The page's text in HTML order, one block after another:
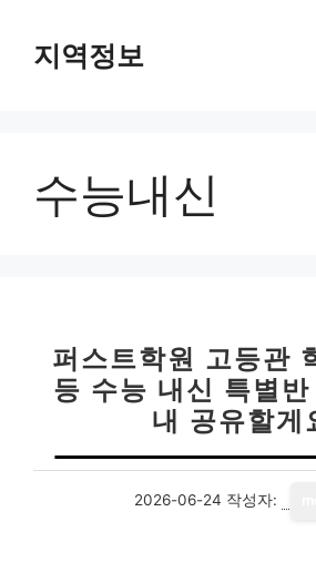
지역정보
수능내신
퍼스트학원 고등관
등 수능 내신 특별
내 공유할게
2026-06-24 작성자: